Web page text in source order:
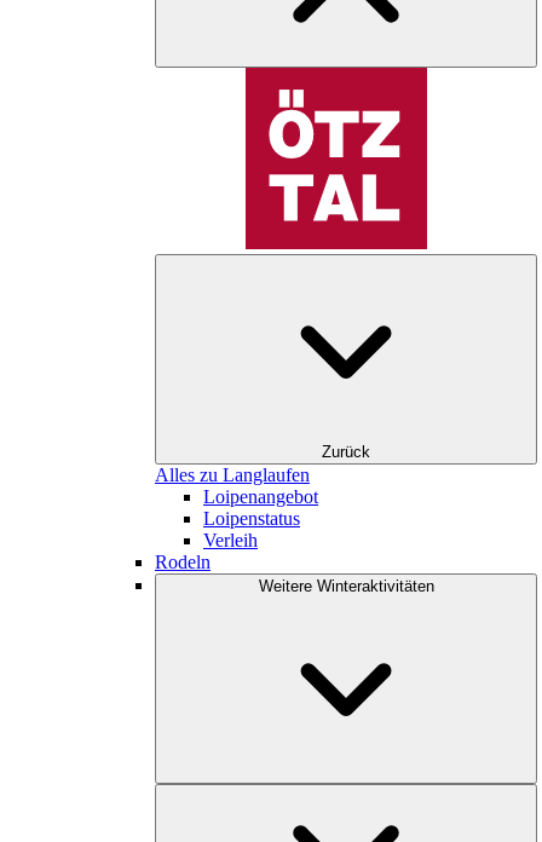
Zurück
Alles zu Langlaufen
Loipenangebot
Loipenstatus
Verleih
Rodeln
Weitere Winteraktivitäten